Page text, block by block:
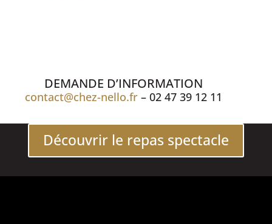
DEMANDE D’INFORMATION
contact@chez-nello.fr – 02 47 39 12 11
Découvrir le repas spectacle